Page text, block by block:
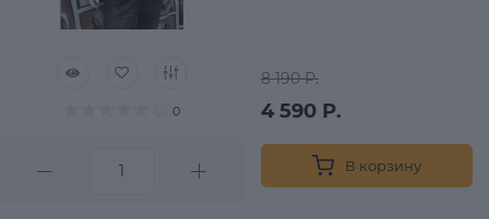
0
8 190 Р.
4 590 Р.
В корзину